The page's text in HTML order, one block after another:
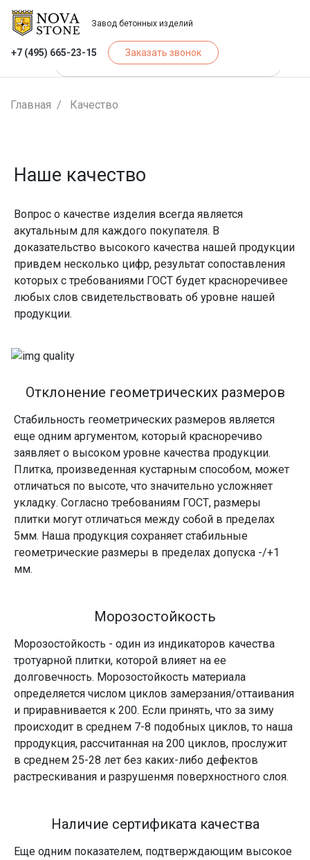
Завод бетонных изделий
+7 (495) 665-23-15 Заказать звонок
Главная Качество
Наше качество
Вопрос о качестве изделия всегда является
акутальным для каждого покупателя. В
доказательство высокого качества нашей продукции
привдем несколько цифр, результат сопоставления
которых с требованиями ГОСТ будет красноречивее
любых слов свидетельствовать об уровне нашей
продукции.
Отклонение геометрических размеров
Стабильность геометрических размеров является
еще одним аргументом, который красноречиво
заявляет о высоком уровне качества продукции.
Плитка, произведенная кустарным способом, может
отличаться по высоте, что значительно усложняет
укладку. Согласно требованиям ГОСТ, размеры
плитки могут отличаться между собой в пределах
5мм. Наша продукция сохраняет стабильные
геометрические размеры в пределах допуска -/+1
мм.
Морозостойкость
Морозостойкость - один из индикаторов качества
тротуарной плитки, которой влияет на ее
долговечность. Морозостойкость материала
определяется числом циклов замерзания/оттаивания
и приравнивается к 200. Если принять, что за зиму
происходит в среднем 7-8 подобных циклов, то наша
прродукция, рассчитанная на 200 циклов, прослужит
в среднем 25-28 лет без каких-либо дефектов
растрескивания и разрушенмя поверхностного слоя.
Наличие сертификата качества
Еще одним показателем, подтверждающим высокое